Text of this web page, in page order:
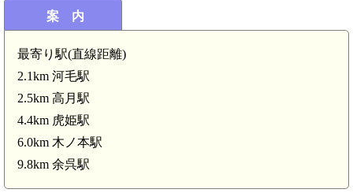
案 内
最寄り駅(直線距離)
2.1km 河毛駅
2.5km 高月駅
4.4km 虎姫駅
6.0km 木ノ本駅
9.8km 余呉駅
館(3.5km)
近江 小山館(3.9km)